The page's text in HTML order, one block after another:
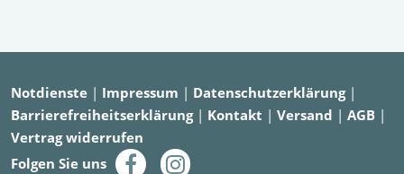
Notdienste | Impressum | Datenschutzerklärung|
Barrierefreiheitserklärung| Kontakt | Versand | AGB |
Vertrag widerrufen
Folgen Sie uns